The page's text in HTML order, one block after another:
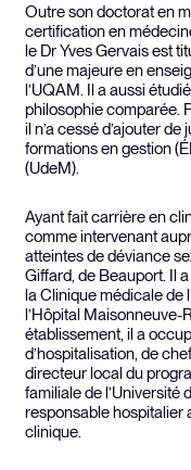
Outre son doctorat en
certification en
le Dr Yves Gervais est
d’une majeure en
l’UQAM. Il a aussi
philosophie comparée.
il n’a cessé d’ajouter
formations en gestion
(UdeM).
Ayant fait carrière en
comme intervenant
atteintes de déviance
Giffard, de Beauport. Il
la Clinique médicale de
l’Hôpital Maisonneuve-
établissement, il a
d’hospitalisation, de
directeur local du
familiale de l’Université
responsable hospitalier
clinique.